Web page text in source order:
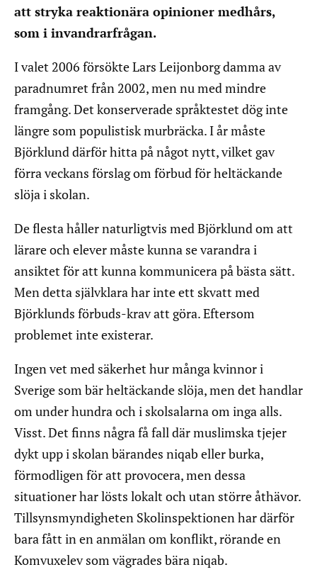
att stryka reaktionära opinioner medhårs,
som i invandrarfrågan.
I valet 2006 försökte Lars Leijonborg damma av
paradnumret från 2002, men nu med mindre
framgång. Det konserverade språktestet dög inte
längre som populistisk murbräcka. I år måste
Björklund därför hitta på något nytt, vilket gav
förra veckans förslag om förbud för heltäckande
slöja i skolan.
De flesta håller naturligtvis med Björklund om att
lärare och elever måste kunna se varandra i
ansiktet för att kunna kommunicera på bästa sätt.
Men detta självklara har inte ett skvatt med
Björklunds förbuds-krav att göra. Eftersom
problemet inte existerar.
Ingen vet med säkerhet hur många kvinnor i
Sverige som bär heltäckande slöja, men det handlar
om under hundra och i skolsalarna om inga alls.
Visst. Det finns några få fall där muslimska tjejer
dykt upp i skolan bärandes niqab eller burka,
förmodligen för att provocera, men dessa
situationer har lösts lokalt och utan större åthävor.
Tillsynsmyndigheten Skolinspektionen har därför
bara fått in en anmälan om konflikt, rörande en
Komvuxelev som vägrades bära niqab.